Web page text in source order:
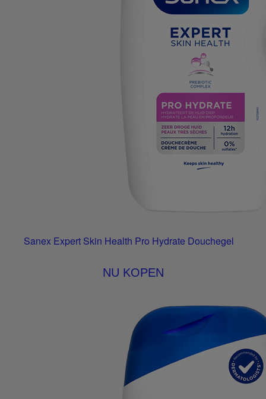
Sanex Expert Skin Health Pro Hydrate Douchegel
NU KOPEN